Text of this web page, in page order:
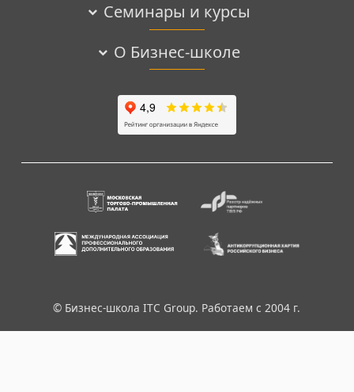
Семинары и курсы
О Бизнес-школе
© Бизнес-школа ITC Group. Работаем с 2004 г.